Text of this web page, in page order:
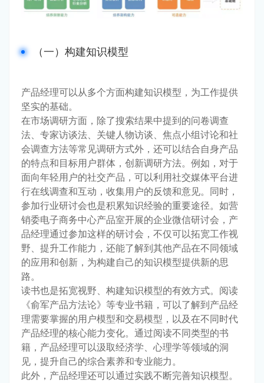
（一）构建知识模型
产品经理可以从多个方面构建知识模型，为工作提供
坚实的基础。
在市场调研方面，除了搜索结果中提到的问卷调查
法、专家访谈法、关键人物访谈、焦点小组讨论和社
会调查方法等常见调研方式外，还可以结合自身产品
的特点和目标用户群体，创新调研方法。例如，对于
面向年轻用户的社交产品，可以利用社交媒体平台进
行在线调查和互动，收集用户的反馈和意见。同时，
参加行业研讨会也是积累知识经验的重要途径。如营
销委电子商务中心产品室开展的企业微信研讨会，产
品经理通过参加这样的研讨会，不仅可以拓宽工作视
野、提升工作能力，还能了解到其他产品在不同领域
的应用和创新，为构建自己的知识模型提供新的思
路。
读书也是拓宽视野、构建知识模型的有效方式。阅读
《俞军产品方法论》等专业书籍，可以了解到产品经
理需要掌握的用户模型和交易模型，以及在不同时代
产品经理的核心能力变化。通过阅读不同类型的书
籍，产品经理可以汲取经济学、心理学等领域的洞
见，提升自己的综合素养和专业能力。
此外，产品经理还可以通过实践不断完善知识模型。